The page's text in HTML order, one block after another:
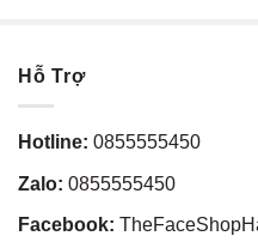
Hỗ Trợ
Hotline: 0855555450
Zalo: 0855555450
Facebook: